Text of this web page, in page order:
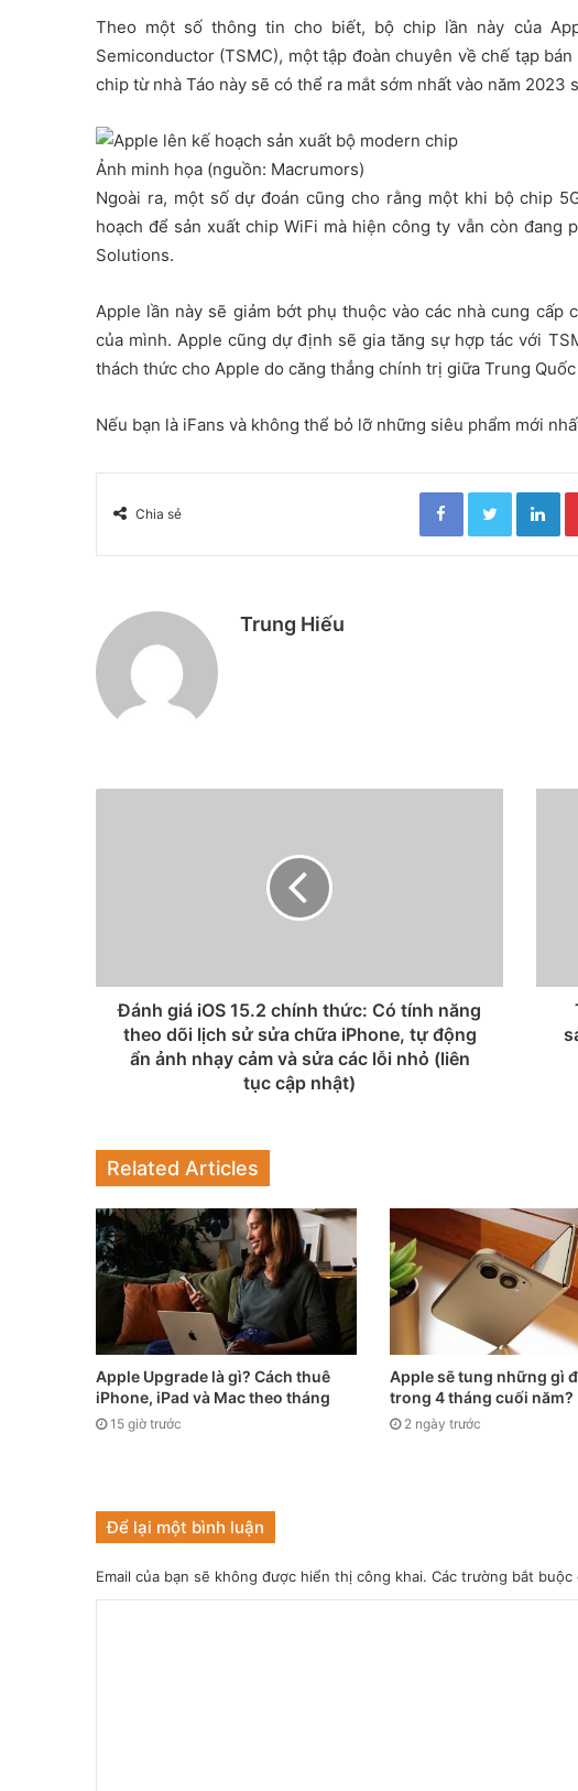
Theo một số thông tin cho biết, bộ chip lần này của
Semiconductor (TSMC), một tập đoàn chuyên về chế tạp
chip từ nhà Táo này sẽ có thể ra mắt sớm nhất vào năm 2023
Ảnh minh họa (nguồn: Macrumors)
Ngoài ra, một số dự đoán cũng cho rằng một khi bộ chip
hoạch để sản xuất chip WiFi mà hiện công ty vẫn còn đang
Solutions.
Apple lần này sẽ giảm bớt phụ thuộc vào các nhà cung cấp
của mình. Apple cũng dự định sẽ gia tăng sự hợp tác với
thách thức cho Apple do căng thẳng chính trị giữa Trung
Nếu bạn là iFans và không thể bỏ lỡ những siêu phẩm mới
Chia sẻ
Facebook Twitter LinkedIn
Trung Hiếu
Đánh giá iOS 15.2 chính thức: Có tính năng
theo dõi lịch sử sửa chữa iPhone, tự động
ẩn ảnh nhạy cảm và sửa các lỗi nhỏ (liên
tục cập nhật)
Related Articles
Apple Upgrade là gì? Cách thuê
iPhone, iPad và Mac theo tháng
15 giờ trước
Apple sẽ tung những gì
trong 4 tháng cuối năm?
2 ngày trước
Để lại một bình luận
Email của bạn sẽ không được hiển thị công khai. Các trường bắt buộc